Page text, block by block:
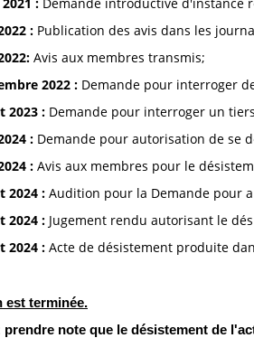
: Publication des avis dans les
Avis aux membres transmis;
2022 : Demande pour interroger
2023 : Demande pour interroger un
: Demande pour autorisation de se
: Avis aux membres pour le
2024 : Audition pour la Demande pour
2024 : Jugement rendu autorisant le
2024 : Acte de désistement produite
est terminée.
prendre note que le désistement de